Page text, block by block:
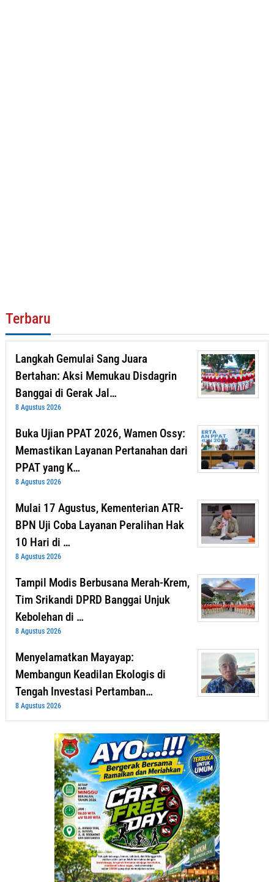
Terbaru
Langkah Gemulai Sang Juara
Bertahan: Aksi Memukau Disdagrin
Banggai di Gerak Jal…
8 Agustus 2026
Buka Ujian PPAT 2026, Wamen Ossy:
Memastikan Layanan Pertanahan dari
PPAT yang K…
8 Agustus 2026
Mulai 17 Agustus, Kementerian ATR-
BPN Uji Coba Layanan Peralihan Hak
10 Hari di …
8 Agustus 2026
Tampil Modis Berbusana Merah-Krem,
Tim Srikandi DPRD Banggai Unjuk
Kebolehan di …
8 Agustus 2026
Menyelamatkan Mayayap:
Membangun Keadilan Ekologis di
Tengah Investasi Pertamban…
8 Agustus 2026